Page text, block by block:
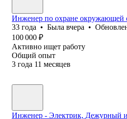
Инженер по охране окружающей
33 года • Была вчера •
100 000 ₽
Активно ищет работу
Общий опыт
3 года 11 месяцев
Инженер - Электрик, Дежурный